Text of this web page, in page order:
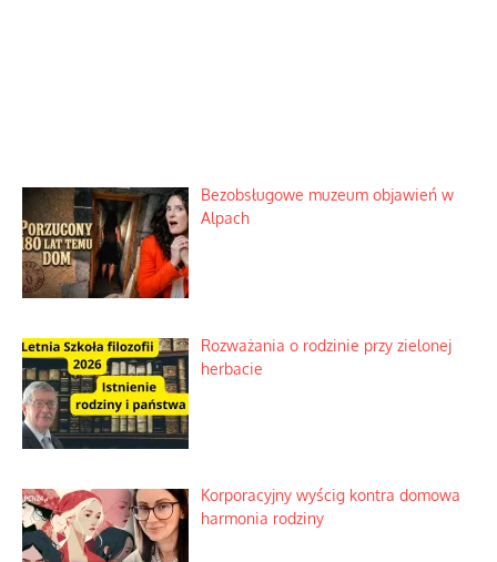
Bezobsługowe muzeum objawień w
Alpach
Rozważania o rodzinie przy zielonej
herbacie
Korporacyjny wyścig kontra domowa
harmonia rodziny